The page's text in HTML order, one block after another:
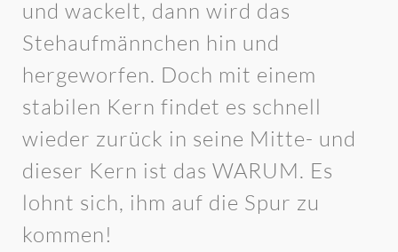
und wackelt, dann wird das
Stehaufmännchen hin und
hergeworfen. Doch mit einem
stabilen Kern findet es schnell
wieder zurück in seine Mitte- und
dieser Kern ist das WARUM. Es
lohnt sich, ihm auf die Spur zu
kommen!